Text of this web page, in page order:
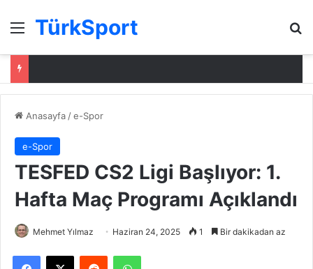
Menü
TürkSport
Anasayfa /e-Spor
e-Spor
TESFED CS2 Ligi Başlıyor: 1.
Hafta Maç Programı Açıklandı
Mehmet Yılmaz Haziran 24, 2025 1 Bir dakikadan az
Facebook
X Reddit WhatsApp